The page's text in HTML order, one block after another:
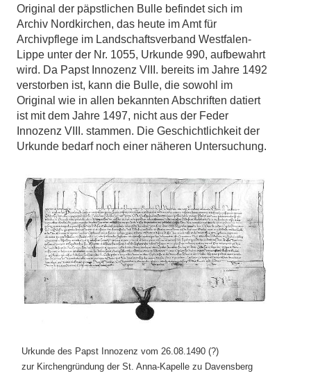
Original der päpstlichen Bulle befindet sich im
Archiv Nordkirchen, das heute im Amt für
Archivpflege im Landschaftsverband Westfalen-
Lippe unter der Nr. 1055, Urkunde 990, aufbewahrt
wird. Da Papst Innozenz VIII. bereits im Jahre 1492
verstorben ist, kann die Bulle, die sowohl im
Original wie in allen bekannten Abschriften datiert
ist mit dem Jahre 1497, nicht aus der Feder
Innozenz VIII. stammen. Die Geschichtlichkeit der
Urkunde bedarf noch einer näheren Untersuchung.
Urkunde des Papst Innozenz vom 26.08.1490 (?)
zur Kirchengründung der St. Anna-Kapelle zu Davensberg